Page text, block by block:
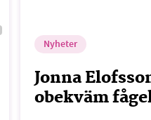
Nyheter
Jonna
obekväm